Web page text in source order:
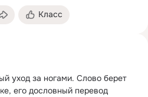
Класс
уход за ногами. Слово берет
его дословный перевод